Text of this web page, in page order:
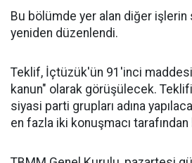
Bu bölümde yer alan diğer işlerin
yeniden düzenlendi.
Teklif, İçtüzük'ün 91'inci maddesi
kanun" olarak görüşülecek.
siyasi parti grupları adına
en fazla iki konuşmacı tarafından